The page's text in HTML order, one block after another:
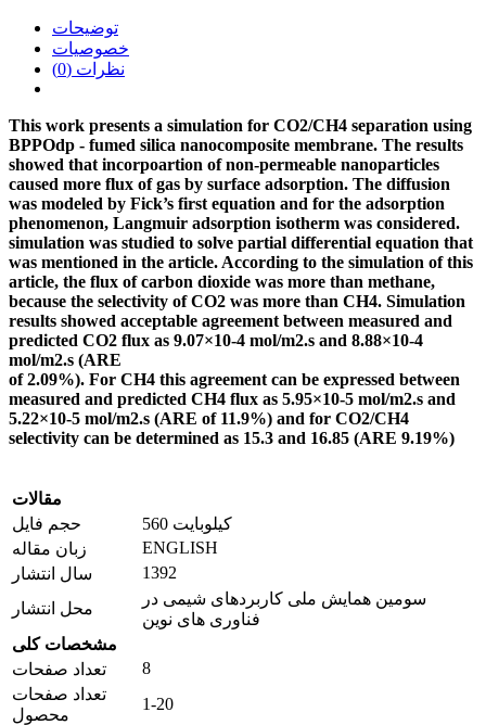
توضیحات
خصوصیات
نظرات (0)
This work presents a simulation for CO2/CH4 separation using
BPPOdp - fumed silica nanocomposite membrane. The results
showed that incorpoartion of non-permeable nanoparticles
caused more flux of gas by surface adsorption. The diffusion
was modeled by Fick’s first equation and for the adsorption
phenomenon, Langmuir adsorption isotherm was considered.
simulation was studied to solve partial differential equation that
was mentioned in the article. According to the simulation of this
article, the flux of carbon dioxide was more than methane,
because the selectivity of CO2 was more than CH4. Simulation
results showed acceptable agreement between measured and
predicted CO2 flux as 9.07×10-4 mol/m2.s and 8.88×10-4
mol/m2.s (ARE
of 2.09%). For CH4 this agreement can be expressed between
measured and predicted CH4 flux as 5.95×10-5 mol/m2.s and
5.22×10-5 mol/m2.s (ARE of 11.9%) and for CO2/CH4
selectivity can be determined as 15.3 and 16.85 (ARE 9.19%)
مقالات
حجم فایل
560 کیلوبایت
زبان مقاله
ENGLISH
سال انتشار
1392
محل انتشار
سومین همایش ملی کاربردهای شیمی در
فناوری های نوین
مشخصات کلی
تعداد صفحات
8
تعداد صفحات
محصول
1-20